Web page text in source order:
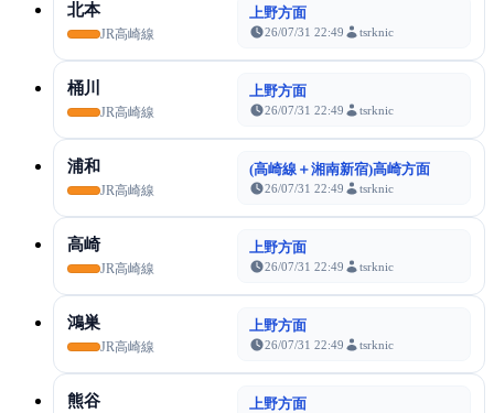
北本
JR高崎線
上野方面
26/07/31 22:49 tsrknic
桶川
JR高崎線
上野方面
26/07/31 22:49 tsrknic
浦和
JR高崎線
(高崎線＋湘南新宿)高崎方面
26/07/31 22:49 tsrknic
高崎
JR高崎線
上野方面
26/07/31 22:49 tsrknic
鴻巣
JR高崎線
上野方面
26/07/31 22:49 tsrknic
熊谷 上野方面